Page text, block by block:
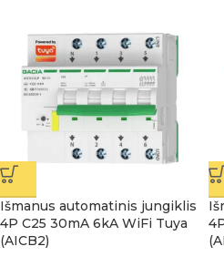
Išmanus automatinis jungiklis
4P C25 30mA 6kA WiFi Tuya
(AICB2)